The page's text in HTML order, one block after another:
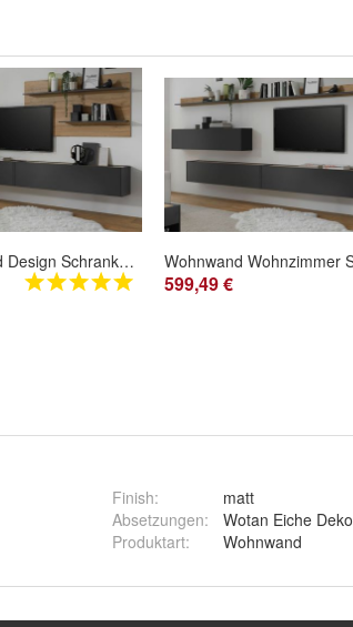
Wohnwand Design Schrankwand modern grau und Eiche 300 cm Wohnzimmer Möbel Center
599,49 €
Finish:
matt
Absetzungen:
Wotan Eiche
Produktart: Wohnwand